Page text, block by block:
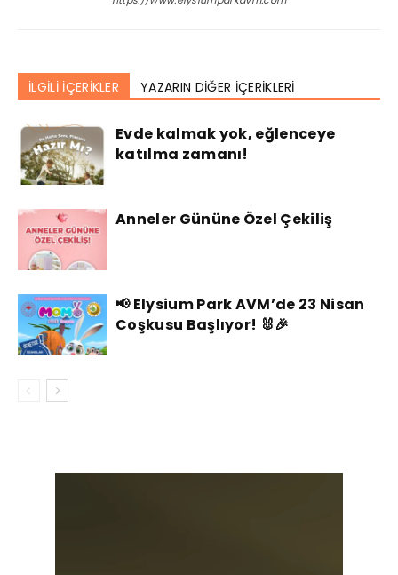
İLGİLİ İÇERİKLER YAZARIN DİĞER İÇERİKLERİ
Evde kalmak yok, eğlenceye
katılma zamanı!
Anneler Gününe Özel Çekiliş
📢 Elysium Park AVM’de 23 Nisan
Coşkusu Başlıyor! 🐰🎉